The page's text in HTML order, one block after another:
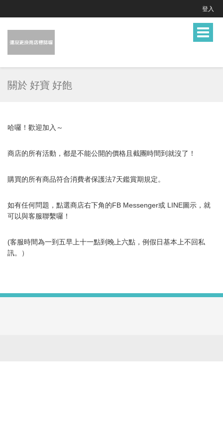
登入
Toggle
關於 好寶 好飽
哈囉！歡迎加入～
商店的所有活動，都是不能公開的價格且截團時間到就沒了！
購買的所有商品符合消費者保護法7天鑑賞期規定。
如有任何問題，點選商店右下角的FB Messenger或 LINE圖示，就
可以與客服聯繫囉！
(客服時間為一到五早上十一點到晚上六點，例假日基本上不回私
訊。）